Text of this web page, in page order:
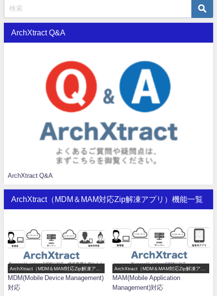
ArchXtract Q&A
ArchXtract Q&A
ArchXtract（MDM＆MAM対応Zip解凍アプリ）機能一覧
ArchXtract（MDM＆MAM対応Zip解凍アプ
リ）機能一覧
MDM(Mobile Device Management)
対応
ArchXtract（MDM＆MAM対応Zip解凍アプ
リ）機能一覧
MAM(Mobile Application
Management)対応